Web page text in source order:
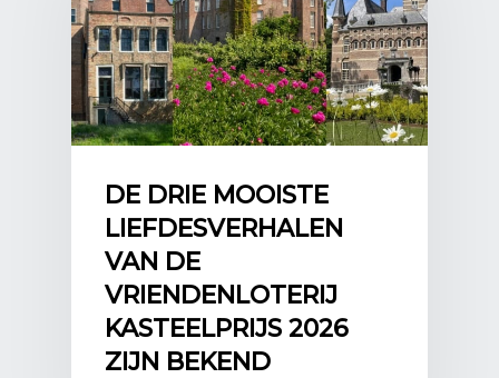
DE DRIE MOOISTE
LIEFDESVERHALEN
VAN DE
VRIENDENLOTERIJ
KASTEELPRIJS 2026
ZIJN BEKEND